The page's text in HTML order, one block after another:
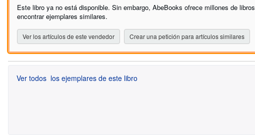
Este libro ya no está disponible. Sin embargo, AbeBooks ofrece millones de
encontrar ejemplares similares.
Ver los artículos de este vendedor Crear una petición para artículos similares
Ver todos los ejemplares de este libro